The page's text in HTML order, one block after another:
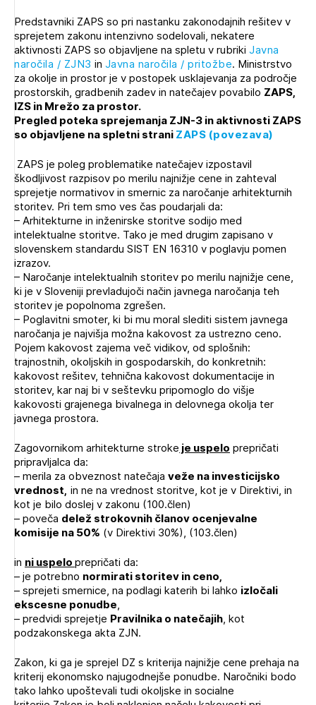
Predstavniki ZAPS so pri nastanku zakonodajnih rešitev v
sprejetem zakonu intenzivno sodelovali, nekatere
aktivnosti ZAPS so objavljene na spletu v rubriki Javna
naročila / ZJN3 in Javna naročila / pritožbe. Ministrstvo
za okolje in prostor je v postopek usklajevanja za področje
prostorskih, gradbenih zadev in natečajev povabilo ZAPS,
IZS in Mrežo za prostor.
Pregled poteka sprejemanja ZJN-3 in aktivnosti ZAPS
so objavljene na spletni straniZAPS (povezava)
ZAPS je poleg problematike natečajev izpostavil
škodljivost razpisov po merilu najnižje cene in zahteval
sprejetje normativov in smernic za naročanje arhitekturnih
storitev. Pri tem smo ves čas poudarjali da:
– Arhitekturne in inženirske storitve sodijo med
intelektualne storitve. Tako je med drugim zapisano v
slovenskem standardu SIST EN 16310 v poglavju pomen
izrazov.
– Naročanje intelektualnih storitev po merilu najnižje cene,
ki je v Sloveniji prevladujoči način javnega naročanja teh
storitev je popolnoma zgrešen.
– Poglavitni smoter, ki bi mu moral slediti sistem javnega
naročanja je najvišja možna kakovost za ustrezno ceno.
Pojem kakovost zajema več vidikov, od splošnih:
trajnostnih, okoljskih in gospodarskih, do konkretnih:
kakovost rešitev, tehnična kakovost dokumentacije in
storitev, kar naj bi v seštevku pripomoglo do višje
kakovosti grajenega bivalnega in delovnega okolja ter
javnega prostora.
Zagovornikom arhitekturne stroke je uspelo prepričati
pripravljalca da:
– merila za obveznost natečaja veže na investicijsko
vrednost, in ne na vrednost storitve, kot je v Direktivi, in
kot je bilo doslej v zakonu (100.člen)
– poveča delež strokovnih članov ocenjevalne
komisije na 50% (v Direktivi 30%), (103.člen)
in ni uspeloprepričati da:
– je potrebno normirati storitev in ceno,
– sprejeti smernice, na podlagi katerih bi lahko izločali
ekscesne ponudbe,
– predvidi sprejetje Pravilnika o natečajih, kot
podzakonskega akta ZJN.
Zakon, ki ga je sprejel DZ s kriterija najnižje cene prehaja na
kriterij ekonomsko najugodnejše ponudbe. Naročniki bodo
tako lahko upoštevali tudi okoljske in socialne